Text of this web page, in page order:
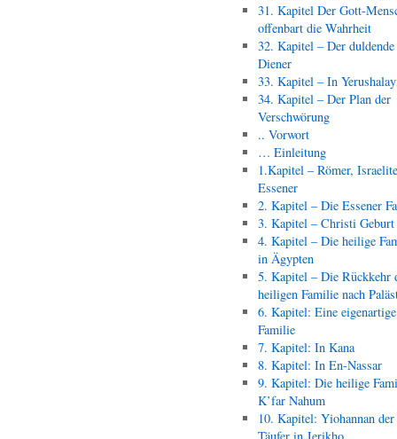
31. Kapitel Der Gott-
offenbart die Wahrheit
32. Kapitel – Der duldende
Diener
33. Kapitel – In
34. Kapitel – Der Plan der
Verschwörung
.. Vorwort
… Einleitung
1.Kapitel – Römer,
Essener
2. Kapitel – Die Essener
3. Kapitel – Christi Geburt
4. Kapitel – Die heilige
in Ägypten
5. Kapitel – Die Rückkehr
heiligen Familie nach
6. Kapitel: Eine eigenartige
Familie
7. Kapitel: In Kana
8. Kapitel: In En-Nassar
9. Kapitel: Die heilige
K’far Nahum
10. Kapitel: Yiohannan der